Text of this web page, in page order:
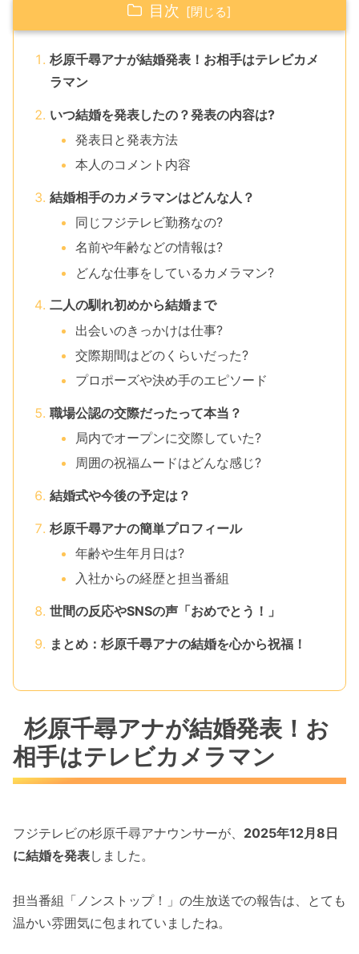
目次
杉原千尋アナが結婚発表！お相手はテレビカメ
ラマン
いつ結婚を発表したの？発表の内容は?
発表日と発表方法
本人のコメント内容
結婚相手のカメラマンはどんな人？
同じフジテレビ勤務なの?
名前や年齢などの情報は?
どんな仕事をしているカメラマン?
二人の馴れ初めから結婚まで
出会いのきっかけは仕事?
交際期間はどのくらいだった?
プロポーズや決め手のエピソード
職場公認の交際だったって本当？
局内でオープンに交際していた?
周囲の祝福ムードはどんな感じ?
結婚式や今後の予定は？
杉原千尋アナの簡単プロフィール
年齢や生年月日は?
入社からの経歴と担当番組
世間の反応やSNSの声「おめでとう！」
まとめ：杉原千尋アナの結婚を心から祝福！
杉原千尋アナが結婚発表！お
相手はテレビカメラマン
フジテレビの杉原千尋アナウンサーが、 2025年12月8日
に結婚を発表しました。
担当番組「ノンストップ！」の生放送での報告は、とても
温かい雰囲気に包まれていましたね。